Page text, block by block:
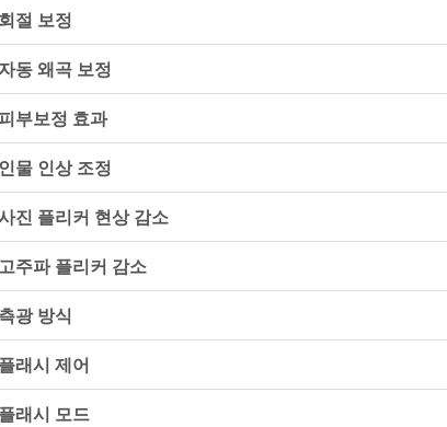
회절 보정
동 왜곡 보정
피부보정 효과
인물 인상 조정
진 플리커 현상 감소
고주파 플리커 감소
측광 방식
플래시 제어
플래시 모드